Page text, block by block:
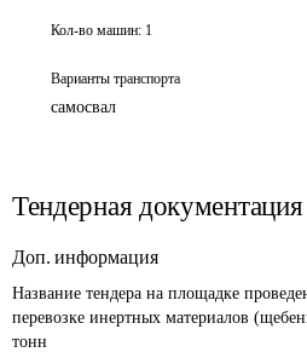
Кол-во машин: 1
Варианты транспорта
самосвал
Тендерная документация
Доп. информация
Название тендера на площадке
перевозке инертных материалов
тонн